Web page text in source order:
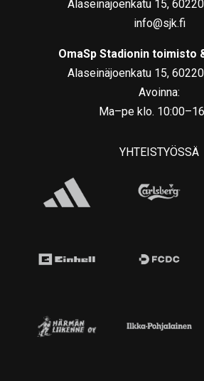
Alaseinäjoenkatu 15,
info@sjk.fi
OmaSp Stadionin toimisto
Alaseinäjoenkatu 15,
Avoinna:
Ma–pe klo.
YHTEISTYÖSSÄ